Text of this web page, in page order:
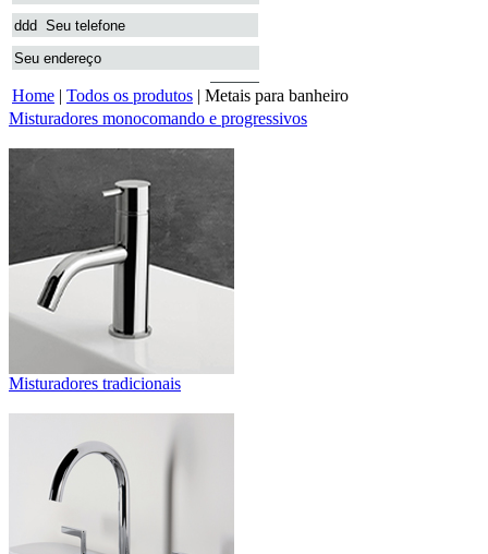
Home | Todos os produtos | Metais para banheiro
Misturadores monocomando e progressivos
Misturadores tradicionais